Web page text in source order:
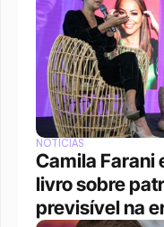
NOTÍCIAS
Camila Farani
livro sobre
previsível na